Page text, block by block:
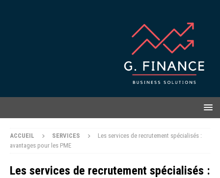
ACCUEIL SERVICES
Les services de recrutement spécialisés :
avantages pour les PME
Les services de recrutement spécialisés :